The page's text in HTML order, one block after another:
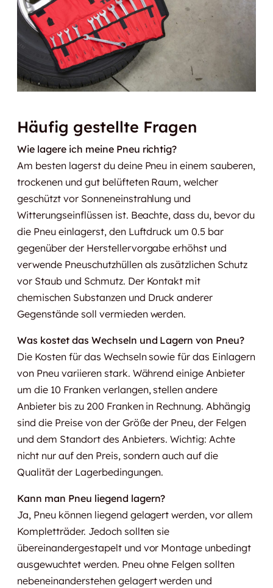
Häufig gestellte Fragen
Wie lagere ich meine Pneu richtig?
Am besten lagerst du deine Pneu in einem sauberen,
trockenen und gut belüfteten Raum, welcher
geschützt vor Sonneneinstrahlung und
Witterungseinflüssen ist. Beachte, dass du, bevor du
die Pneu einlagerst, den Luftdruck um 0.5 bar
gegenüber der Herstellervorgabe erhöhst und
verwende Pneuschutzhüllen als zusätzlichen Schutz
vor Staub und Schmutz. Der Kontakt mit
chemischen Substanzen und Druck anderer
Gegenstände soll vermieden werden.
Was kostet das Wechseln und Lagern von Pneu?
Die Kosten für das Wechseln sowie für das Einlagern
von Pneu variieren stark. Während einige Anbieter
um die 10 Franken verlangen, stellen andere
Anbieter bis zu 200 Franken in Rechnung. Abhängig
sind die Preise von der Größe der Pneu, der Felgen
und dem Standort des Anbieters. Wichtig: Achte
nicht nur auf den Preis, sondern auch auf die
Qualität der Lagerbedingungen.
Kann man Pneu liegend lagern?
Ja, Pneu können liegend gelagert werden, vor allem
Kompletträder. Jedoch sollten sie
übereinandergestapelt und vor Montage unbedingt
ausgewuchtet werden. Pneu ohne Felgen sollten
nebeneinanderstehen gelagert werden und